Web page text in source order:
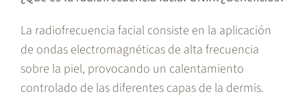
La radiofrecuencia facial consiste en la aplicación
de ondas electromagnéticas de alta frecuencia
sobre la piel, provocando un calentamiento
controlado de las diferentes capas de la dermis.